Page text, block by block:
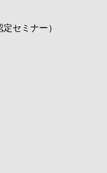
セミナー）